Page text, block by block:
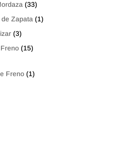
(33)
de Zapata (1)
(3)
(15)
Freno (1)